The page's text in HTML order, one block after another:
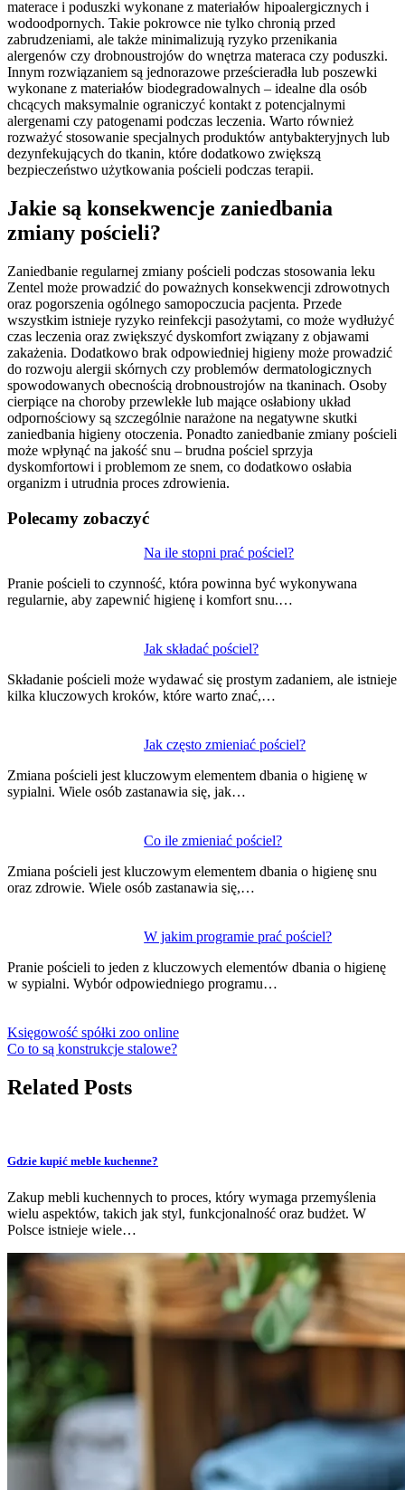
materace i poduszki wykonane z materiałów hipoalergicznych i
wodoodpornych. Takie pokrowce nie tylko chronią przed
zabrudzeniami, ale także minimalizują ryzyko przenikania
alergenów czy drobnoustrojów do wnętrza materaca czy poduszki.
Innym rozwiązaniem są jednorazowe prześcieradła lub poszewki
wykonane z materiałów biodegradowalnych – idealne dla osób
chcących maksymalnie ograniczyć kontakt z potencjalnymi
alergenami czy patogenami podczas leczenia. Warto również
rozważyć stosowanie specjalnych produktów antybakteryjnych lub
dezynfekujących do tkanin, które dodatkowo zwiększą
bezpieczeństwo użytkowania pościeli podczas terapii.
Jakie są konsekwencje zaniedbania
zmiany pościeli?
Zaniedbanie regularnej zmiany pościeli podczas stosowania leku
Zentel może prowadzić do poważnych konsekwencji zdrowotnych
oraz pogorszenia ogólnego samopoczucia pacjenta. Przede
wszystkim istnieje ryzyko reinfekcji pasożytami, co może wydłużyć
czas leczenia oraz zwiększyć dyskomfort związany z objawami
zakażenia. Dodatkowo brak odpowiedniej higieny może prowadzić
do rozwoju alergii skórnych czy problemów dermatologicznych
spowodowanych obecnością drobnoustrojów na tkaninach. Osoby
cierpiące na choroby przewlekłe lub mające osłabiony układ
odpornościowy są szczególnie narażone na negatywne skutki
zaniedbania higieny otoczenia. Ponadto zaniedbanie zmiany pościeli
może wpłynąć na jakość snu – brudna pościel sprzyja
dyskomfortowi i problemom ze snem, co dodatkowo osłabia
organizm i utrudnia proces zdrowienia.
Polecamy zobaczyć
Na ile stopni prać pościel?
Pranie pościeli to czynność, która powinna być wykonywana
regularnie, aby zapewnić higienę i komfort snu.…
Jak składać pościel?
Składanie pościeli może wydawać się prostym zadaniem, ale istnieje
kilka kluczowych kroków, które warto znać,…
Jak często zmieniać pościel?
Zmiana pościeli jest kluczowym elementem dbania o higienę w
sypialni. Wiele osób zastanawia się, jak…
Co ile zmieniać pościel?
Zmiana pościeli jest kluczowym elementem dbania o higienę snu
oraz zdrowie. Wiele osób zastanawia się,…
W jakim programie prać pościel?
Pranie pościeli to jeden z kluczowych elementów dbania o higienę
w sypialni. Wybór odpowiedniego programu…
wpisu
Księgowość spółki zoo online
Co to są konstrukcje stalowe?
Related Posts
Gdzie kupić meble kuchenne?
Zakup mebli kuchennych to proces, który wymaga przemyślenia
wielu aspektów, takich jak styl, funkcjonalność oraz budżet. W
Polsce istnieje wiele…